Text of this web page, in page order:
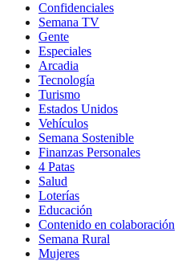
Confidenciales
Semana TV
Gente
Especiales
Arcadia
Tecnología
Turismo
Estados Unidos
Vehículos
Semana Sostenible
Finanzas Personales
4 Patas
Salud
Loterías
Educación
Contenido en colaboración
Semana Rural
Mujeres